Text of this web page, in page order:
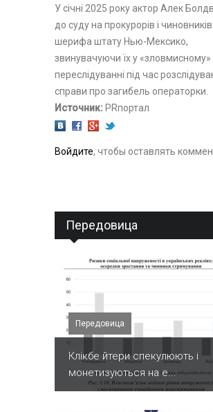
У січні 2025 року актор Алек
до суду на прокурорів і
шерифа штату Нью-Мексико,
звинувачуючи їх у «зловмисному»
переслідуванні під час
справи про загибель операторки.
Источник: PRпортал
Войдите, чтобы оставлять
Передовица
Передовица
Клікбе йтери спекулюють і
монетизуються на е...